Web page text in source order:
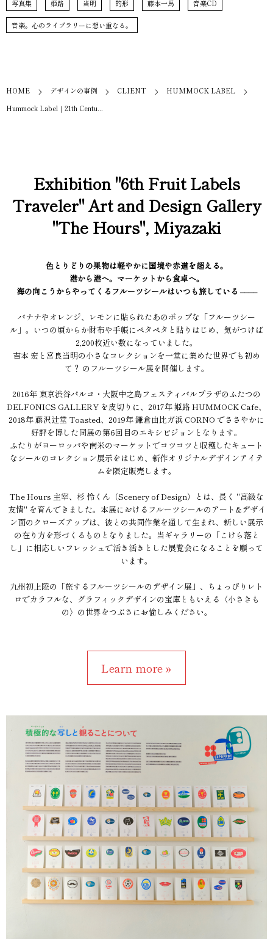
写真集 姫路 当明 的形 藤本一馬 音楽CD
音楽。心のライブラリーに想い重なる。
HOME デザインの事例 CLIENT
HUMMOCK LABEL
Hummock Label｜21th Centu...
Exhibition "6th Fruit Labels
Traveler" Art and Design Gallery
"The Hours", Miyazaki
色とりどりの果物は軽やかに国境や赤道を超える。
港から港へ。マーケットから食卓へ。
海の向こうからやってくるフルーツシールはいつも旅している ––––
バナナやオレンジ、レモンに貼られたあのポップな「フルーツシー
ル」。いつの頃からか財布や手帳にペタペタと貼りはじめ、気がつけば
2,200枚近い数になっていました。
吉本 宏と宮良当明の小さなコレクションを一堂に集めた世界でも初め
て？ のフルーツシール展を開催します。
2016年 東京渋谷パルコ・大阪中之島フェスティバルプラザのふたつの
DELFONICS GALLERY を皮切りに、2017年 姫路 HUMMOCK Cafe、
2018年 藤沢辻堂 Toasted、2019年 鎌倉由比ガ浜 CORNO でささやかに
好評を博した同展の第6回目のエキシビジョンとなります。
ふたりがヨーロッパや南米のマーケットでコツコツと収穫したキュート
なシールのコレクション展示をはじめ、新作オリジナルデザインアイテ
ムを限定販売します。
The Hours 主宰、杉 怜くん（Scenery of Design）とは、長く "高級な
友情" を育んできました。本展におけるフルーツシールのアート&デザイ
ン面のクローズアップは、彼との共同作業を通して生まれ、新しい展示
の在り方を形づくるものとなりました。当ギャラリーの「こけら落と
し」に相応しいフレッシュで活き活きとした展覧会になることを願って
います。
九州初上陸の「旅するフルーツシールのデザイン展」、ちょっぴりレト
ロでカラフルな、グラフィックデザインの宝庫ともいえる〈小さきも
の〉の世界をつぶさにお愉しみください。
Learn more »